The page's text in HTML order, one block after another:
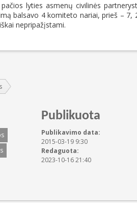
lyties asmenų civilinės
balsavo 4 komiteto nariai, prieš – 7,
nepripažįstami.
Publikuota
Publikavimo data:
2015-03-19 9:30
Redaguota:
2023-10-16 21:40